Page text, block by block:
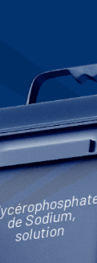
de Sodium,
solution